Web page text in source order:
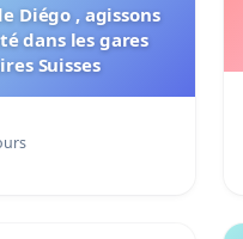
Diégo , agissons
dans les gares
Suisses